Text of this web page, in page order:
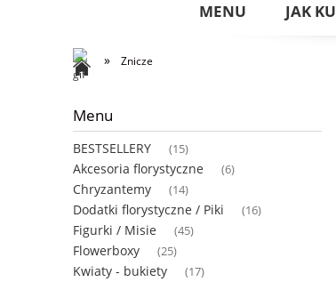
MENU JAK
» Znicze
Menu
BESTSELLERY (15)
Akcesoria florystyczne (6)
Chryzantemy (14)
Dodatki florystyczne / Piki (16)
Figurki / Misie (45)
Flowerboxy (25)
Kwiaty - bukiety (17)